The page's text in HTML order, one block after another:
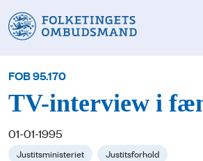
FOB 95.170
TV-interview i
01-01-1995
Justitsministeriet
Justitsforhold